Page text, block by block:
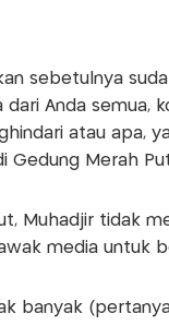
sebetulnya
dari Anda semua,
atau apa,
Gedung Merah
Muhadjir tidak
media untuk
banyak